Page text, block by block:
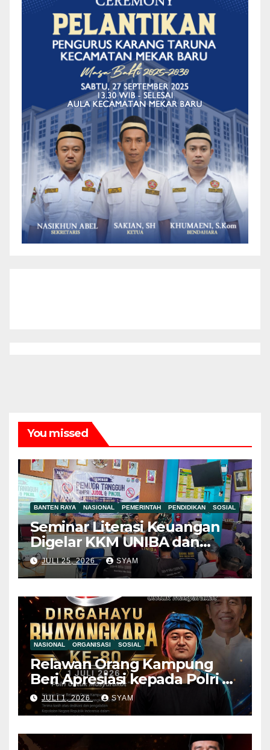
You missed
BANTEN RAYA NASIONAL PEMERINTAH PENDIDIKAN SOSIAL
Seminar Literasi Keuangan
Digelar KKM UNIBA dan
Pemdes Mekar Baru,
Pemuda Diajak Jauhi Judol
KKM UNIBA Ajak Pemuda
JULI 25, 2026 SYAM
NASIONAL ORGANISASI SOSIAL
Relawan Orang Kampung
Beri Apresiasi kepada Polri di
Hari Bhayangkara ke-80, Nilai
Sinergitas Penegakan
JULI 1, 2026 SYAM